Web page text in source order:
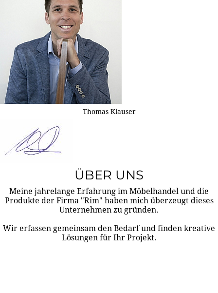
Thomas Klauser
ÜBER UNS
Meine jahrelange Erfahrung im Möbelhandel und die
Produkte der Firma "Rim" haben mich überzeugt dieses
Unternehmen zu gründen.
Wir erfassen gemeinsam den Bedarf und finden kreative
Lösungen für Ihr Projekt.